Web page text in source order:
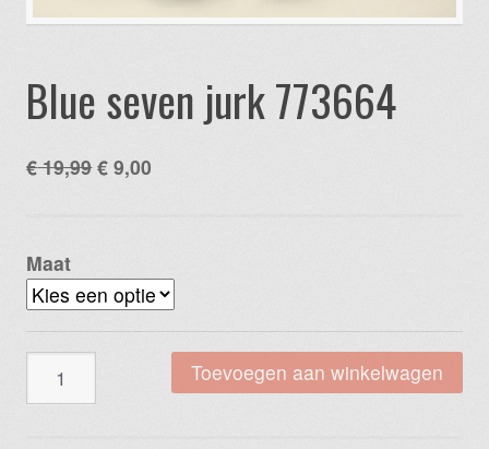
Blue seven jurk 773664
€19,99Oorspronkelijke
€ 9,00
Maat
Toevoegen aan winkelwagen